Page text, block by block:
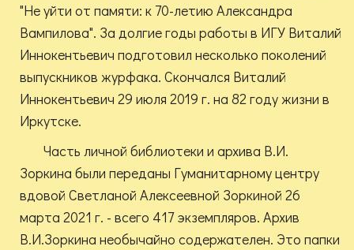
"Не уйти от памяти: к 70-летию Александра
Вампилова". За долгие годы работы в ИГУ Виталий
Иннокентьевич подготовил несколько поколений
выпускников журфака. Скончался Виталий
Иннокентьевич 29 июля 2019 г. на 82 году жизни в
Иркутске.
Часть личной библиотеки и архива В.И.
Зоркина были переданы Гуманитарному центру
вдовой Светланой Алексеевной Зоркиной 26
марта 2021 г. - всего 417 экземпляров. Архив
В.И.Зоркина необычайно содержателен. Это папки